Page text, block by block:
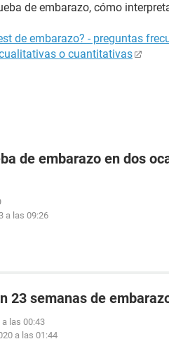
de embarazo, cómo
de embarazo? - preguntas
o cuantitativas
de embarazo en dos
a las 09:26
23 semanas de
a las 00:43
a las 01:44